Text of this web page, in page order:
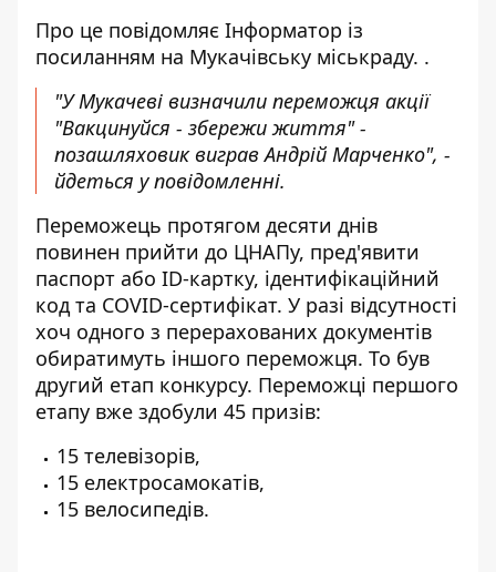
Про це повідомляє Інформатор із
посиланням на Мукачівську міськраду. .
"У Мукачеві визначили переможця акції
"Вакцинуйся - збережи життя" -
позашляховик виграв Андрій Марченко", -
йдеться у повідомленні.
Переможець протягом десяти днів
повинен прийти до ЦНАПу, пред'явити
паспорт або ID-картку, ідентифікаційний
код та COVID-сертифікат. У разі відсутності
хоч одного з перерахованих документів
обиратимуть іншого переможця. То був
другий етап конкурсу. Переможці першого
етапу вже здобули 45 призів:
15 телевізорів,
15 електросамокатів,
15 велосипедів.